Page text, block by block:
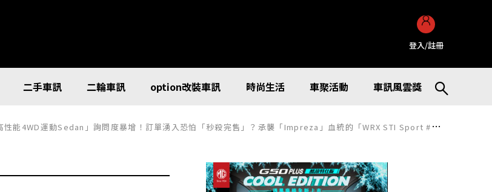
登入/註冊
二手車訊 二輪車訊 option改裝車訊 時尚生活 車聚活動 車訊風雲獎
運動Sedan」詢問度暴增！訂單湧入恐怕「秒殺完售」？承襲「Impreza」血統的「WRX STI Sport #」在經銷商間也引發話題